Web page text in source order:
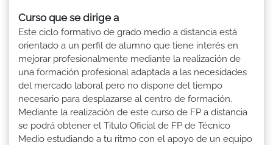
Curso que se dirige a
Este ciclo formativo de grado medio a distancia está
orientado a un perfil de alumno que tiene interés en
mejorar profesionalmente mediante la realización de
una formación profesional adaptada a las necesidades
del mercado laboral pero no dispone del tiempo
necesario para desplazarse al centro de formación.
Mediante la realización de este curso de FP a distancia
se podrá obtener el Titulo Oficial de FP de Técnico
Medio estudiando a tu ritmo con el apoyo de un equipo